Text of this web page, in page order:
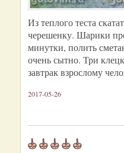
Из теплого теста
черешенку. Шарики
минутки, полить
очень сытно. Три
завтрак взрослому
2017-05-26